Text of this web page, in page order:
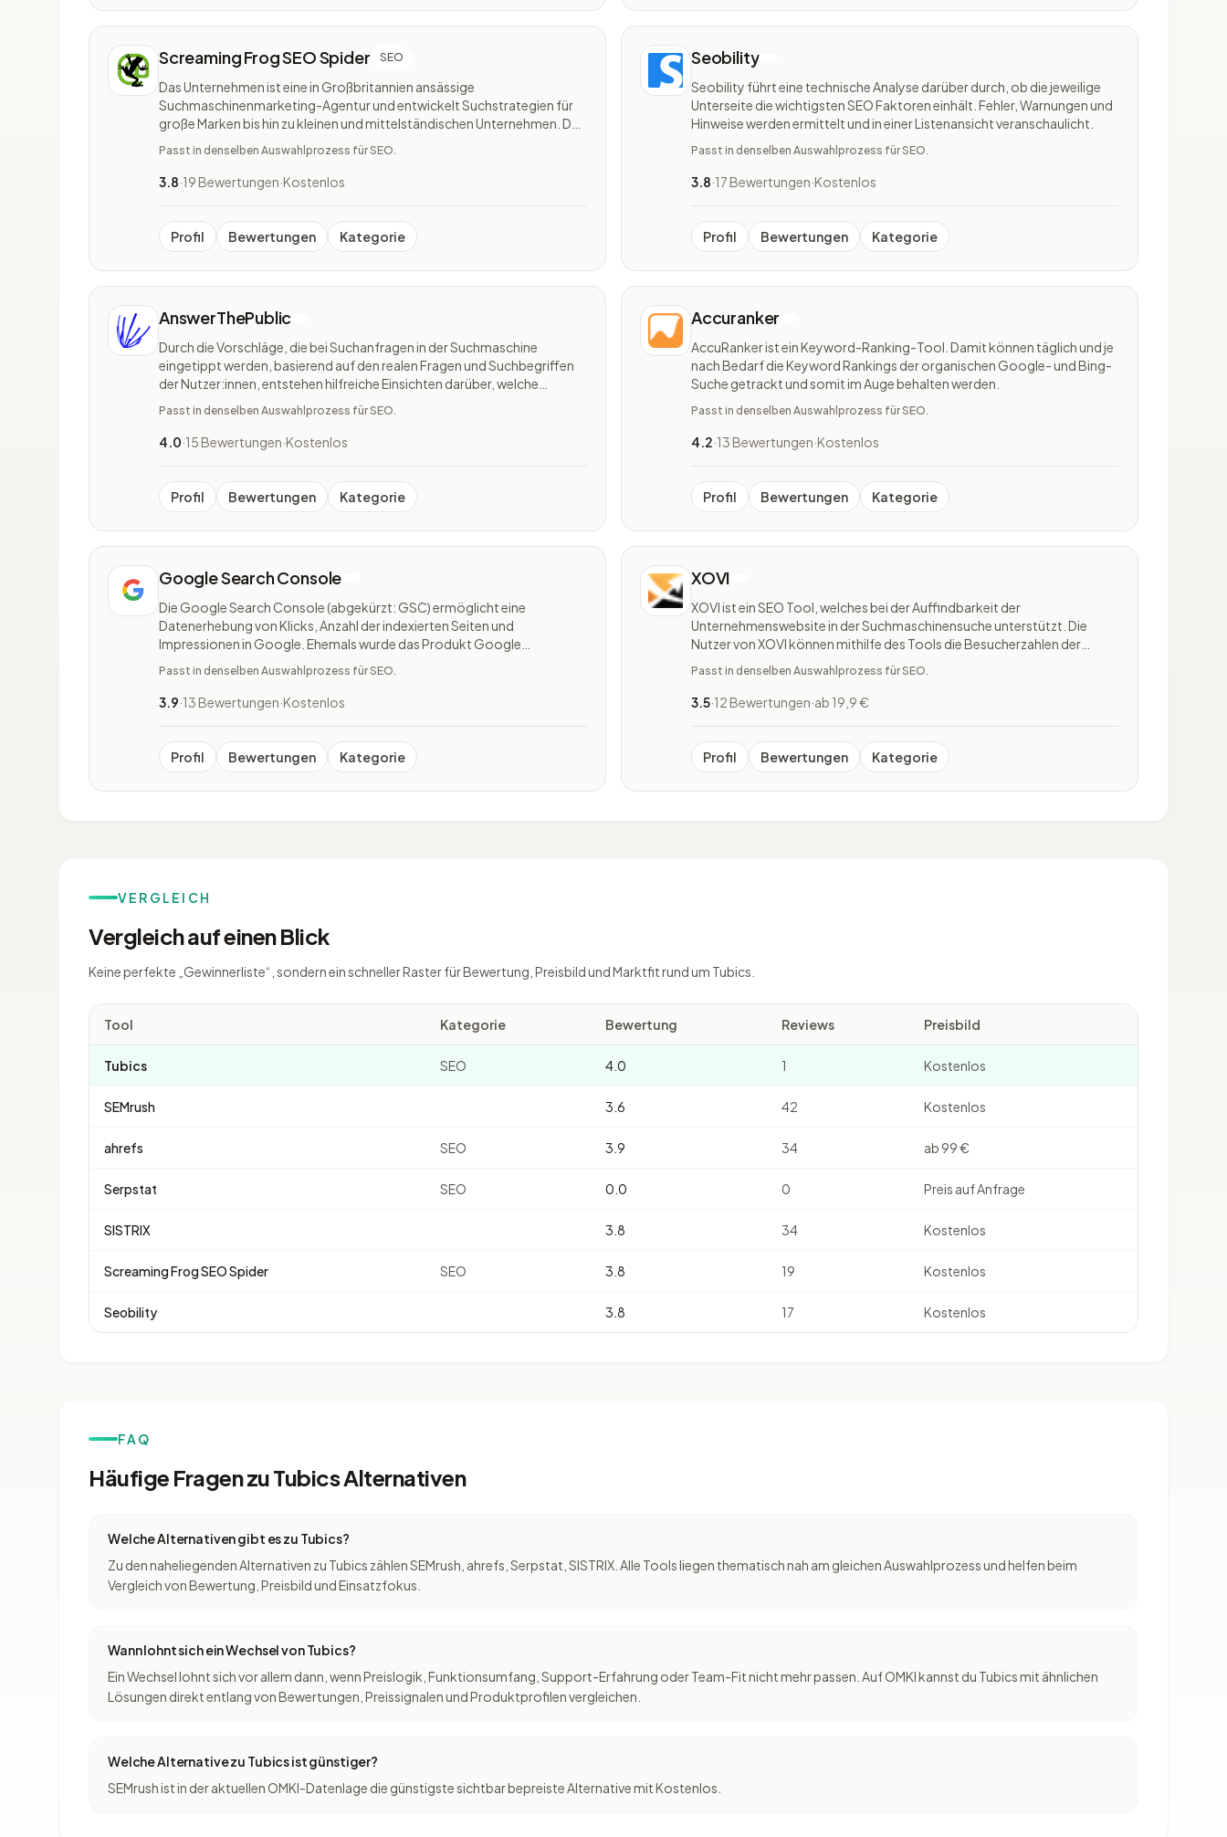
Screaming Frog SEO Spider SEO
Das Unternehmen ist eine in Großbritannien ansässige
Suchmaschinenmarketing-Agentur und entwickelt Suchstrategien für
große Marken bis hin zu kleinen und mittelständischen Unternehmen. Das
Tool Screaming Frog SEO Spider hilft Unternehmen dabei, SEO zu
verbessern. Tausende von SEOs und SEO-Agenturen
Passt in denselben Auswahlprozess für SEO.
3.8·19 Bewertungen·Kostenlos
Profil Bewertungen Kategorie
Seobility
Seobility führt eine technische Analyse darüber durch, ob die jeweilige
Unterseite die wichtigsten SEO Faktoren einhält. Fehler, Warnungen und
Hinweise werden ermittelt und in einer Listenansicht veranschaulicht.
Passt in denselben Auswahlprozess für SEO.
3.8·17 Bewertungen·Kostenlos
Profil Bewertungen Kategorie
AnswerThePublic
Durch die Vorschläge, die bei Suchanfragen in der Suchmaschine
eingetippt werden, basierend auf den realen Fragen und Suchbegriffen
der Nutzer:innen, entstehen hilfreiche Einsichten darüber, welche
Themenbereich für potentielle Besucher bzw. Kunden von Interesse sind.
AnswerThePublic erstellt für d
Passt in denselben Auswahlprozess für SEO.
4.0·15 Bewertungen·Kostenlos
Profil Bewertungen Kategorie
Accuranker
AccuRanker ist ein Keyword-Ranking-Tool. Damit können täglich und je
nach Bedarf die Keyword Rankings der organischen Google- und Bing-
Suche getrackt und somit im Auge behalten werden.
Passt in denselben Auswahlprozess für SEO.
4.2·13 Bewertungen·Kostenlos
Profil Bewertungen Kategorie
Google Search Console
Die Google Search Console (abgekürzt: GSC) ermöglicht eine
Datenerhebung von Klicks, Anzahl der indexierten Seiten und
Impressionen in Google. Ehemals wurde das Produkt Google
Webmaster Tools genannt. Demnach ist die Bewertung hier auch als
Passt in denselben Auswahlprozess für SEO.
3.9·13 Bewertungen·Kostenlos
Profil Bewertungen Kategorie
XOVI
XOVI ist ein SEO Tool, welches bei der Auffindbarkeit der
Unternehmenswebsite in der Suchmaschinensuche unterstützt. Die
Nutzer von XOVI können mithilfe des Tools die Besucherzahlen der
Website über Suchmaschinen maximieren. XOVI beinhaltet alle
relevanten Daten rund um das Online Marketing, die gan
Passt in denselben Auswahlprozess für SEO.
3.5·12 Bewertungen·ab 19,9 €
Profil Bewertungen Kategorie
VERGLEICH
Vergleich auf einen Blick
Keine perfekte „Gewinnerliste“, sondern ein schneller Raster für Bewertung, Preisbild und Marktfit rund um Tubics.
Tool Kategorie Bewertung Reviews Preisbild
Tubics SEO 4.0 1 Kostenlos
SEMrush 3.6 42 Kostenlos
ahrefs SEO 3.9 34 ab 99 €
Serpstat SEO 0.0 0 Preis auf Anfrage
SISTRIX 3.8 34 Kostenlos
Screaming Frog SEO Spider SEO 3.8 19 Kostenlos
Seobility 3.8 17 Kostenlos
FAQ
Häufige Fragen zu Tubics Alternativen
Welche Alternativen gibt es zu Tubics?
Zu den naheliegenden Alternativen zu Tubics zählen SEMrush, ahrefs, Serpstat, SISTRIX. Alle Tools liegen thematisch nah am gleichen Auswahlprozess und helfen beim
Vergleich von Bewertung, Preisbild und Einsatzfokus.
Wann lohnt sich ein Wechsel von Tubics?
Ein Wechsel lohnt sich vor allem dann, wenn Preislogik, Funktionsumfang, Support-Erfahrung oder Team-Fit nicht mehr passen. Auf OMKI kannst du Tubics mit ähnlichen
Lösungen direkt entlang von Bewertungen, Preissignalen und Produktprofilen vergleichen.
Welche Alternative zu Tubics ist günstiger?
SEMrush ist in der aktuellen OMKI-Datenlage die günstigste sichtbar bepreiste Alternative mit Kostenlos.